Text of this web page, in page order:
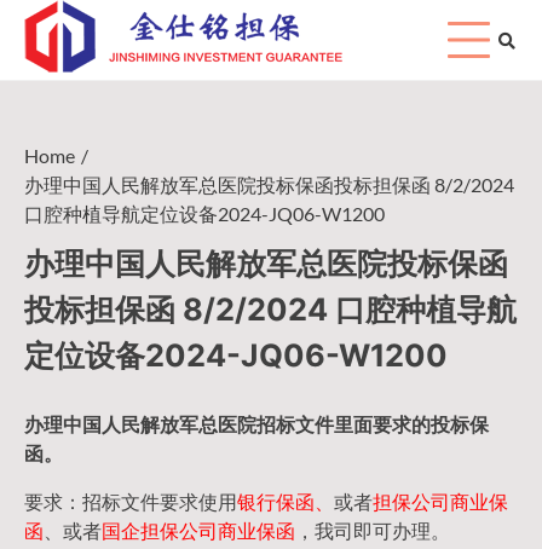
Skip
content
Home
办理中国人民解放军总医院投标保函投标担保函 8/2/2024
口腔种植导航定位设备2024-JQ06-W1200
办理中国人民解放军总医院投标保函
投标担保函 8/2/2024 口腔种植导航
定位设备2024-JQ06-W1200
办理中国人民解放军总医院招标文件里面要求的投标保
函。
要求：招标文件要求使用银行保函、 或者担保公司商业保
函 、或者国企担保公司商业保函 ，我司即可办理。